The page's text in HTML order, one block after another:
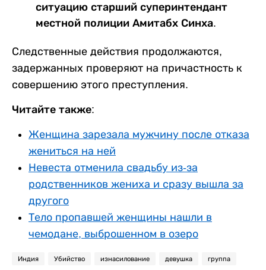
ситуацию старший суперинтендант
местной полиции Амитабх Синха.
Следственные действия продолжаются,
задержанных проверяют на причастность к
совершению этого преступления.
Читайте также:
Женщина зарезала мужчину после отказа
жениться на ней
Невеста отменила свадьбу из-за
родственников жениха и сразу вышла за
другого
Тело пропавшей женщины нашли в
чемодане, выброшенном в озеро
Индия Убийство изнасилование девушка группа